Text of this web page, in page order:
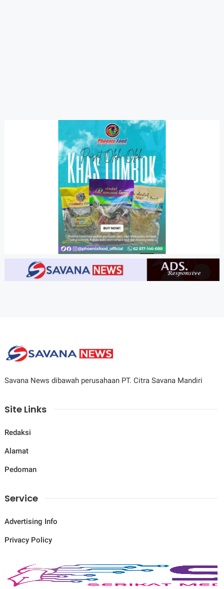
Savana News dibawah perusahaan PT. Citra Savana Mandiri
Site Links
Redaksi
Alamat
Pedoman
Service
Advertising Info
Privacy Policy